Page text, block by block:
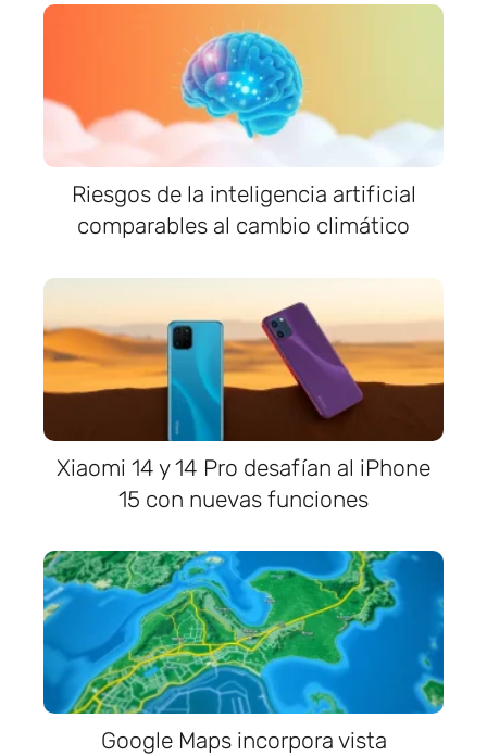
Riesgos de la inteligencia artificial
comparables al cambio climático
Xiaomi 14 y 14 Pro desafían al iPhone
15 con nuevas funciones
Google Maps incorpora vista